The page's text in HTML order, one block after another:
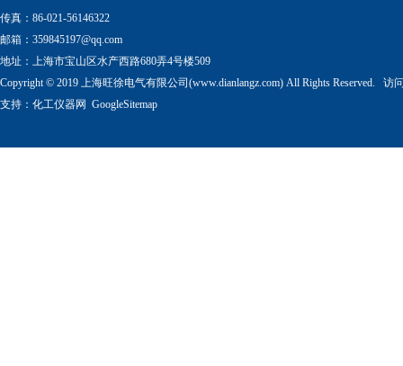
传真：86-021-56146322
邮箱： 359845197@qq.com
地址：上海市宝山区水产西路680弄4号楼509
Copyright © 2019 上海旺徐电气有限公司(www.dianlangz.com) All Rights Reserved. 访
支持： 化工仪器网 GoogleSitemap